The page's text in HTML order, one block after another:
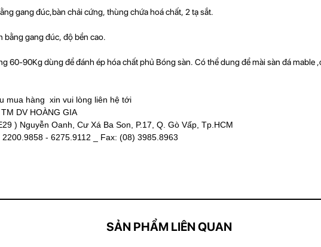
gang đúc,bàn chải cứng, thùng chứa hoá chất, 2 tạ sắt.
bằng gang đúc, độ bền cao.
60-90Kg dùng để đánh ép hóa chất phủ Bóng sàn. Có thể dung để mài sàn đá mable
mua hàng xin vui lòng liên hệ tới
DV HOÀNG GIA
) Nguyễn Oanh, Cư Xá Ba Son, P.17, Q. Gò Vấp, Tp.HCM
- 6275.9112 _ Fax: (08) 3985.8963
SẢN PHẨM LIÊN QUAN